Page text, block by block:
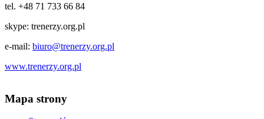
tel. +48 71 733 66 84
skype: trenerzy.org.pl
e-mail: biuro@trenerzy.org.pl
www.trenerzy.org.pl
Mapa strony